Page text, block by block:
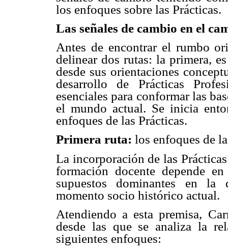
los enfoques sobre las Prácticas.
Las señales de cambio en el
Antes de encontrar el rumbo
delinear dos rutas: la primera,
desde sus orientaciones
desarrollo de Prácticas
esenciales para conformar las
el mundo actual. Se inicia
enfoques de las Prácticas.
Primera ruta: los enfoques de
La incorporación de las
formación docente depende
supuestos dominantes en la
momento socio histórico actual.
Atendiendo a esta premisa,
desde las que se analiza la
siguientes enfoques: